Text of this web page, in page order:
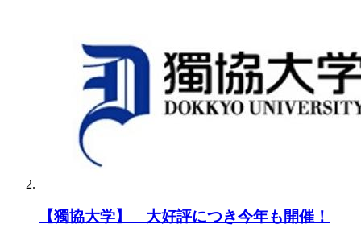
【獨協大学】 大好評につき今年も開催！